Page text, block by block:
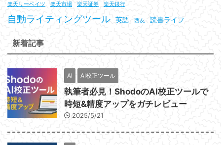
楽天リーベイツ 楽天市場 楽天証券 楽天銀行
自動ライティングツール 英語 西友 読書ライフ
新着記事
AI AI校正ツール
執筆者必見！ShodoのAI校正ツールで
時短&精度アップをガチレビュー
2025/5/21